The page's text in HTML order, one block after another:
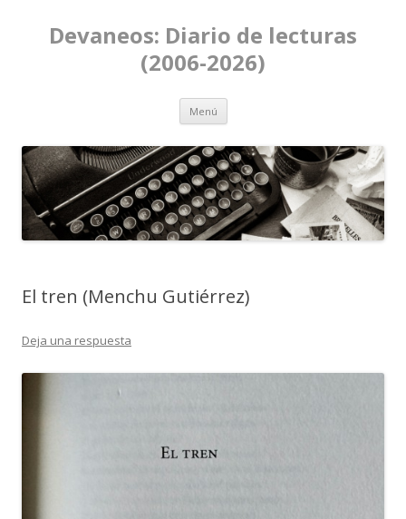
Devaneos: Diario de lecturas
(2006-2026)
Menú Ir al contenido
El tren (Menchu Gutiérrez)
Deja una respuesta